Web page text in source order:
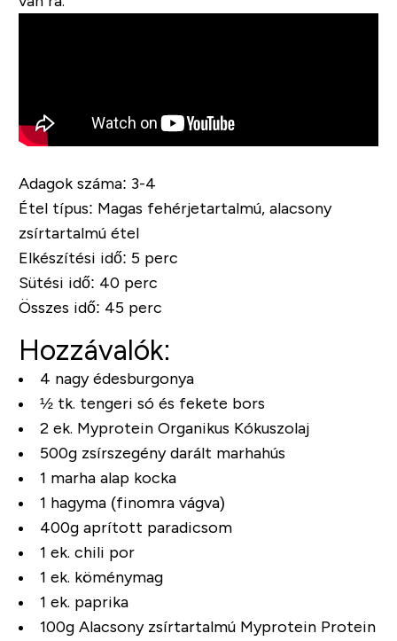
Adagok száma: 3-4
Étel típus: Magas fehérjetartalmú, alacsony
zsírtartalmú étel
Elkészítési idő: 5 perc
Sütési idő: 40 perc
Összes idő: 45 perc
Hozzávalók:
4 nagy édesburgonya
½ tk. tengeri só és fekete bors
2 ek. Myprotein Organikus Kókuszolaj
500g zsírszegény darált marhahús
1 marha alap kocka
1 hagyma (finomra vágva)
400g aprított paradicsom
1 ek. chili por
1 ek. köménymag
1 ek. paprika
100g Alacsony zsírtartalmú Myprotein Protein